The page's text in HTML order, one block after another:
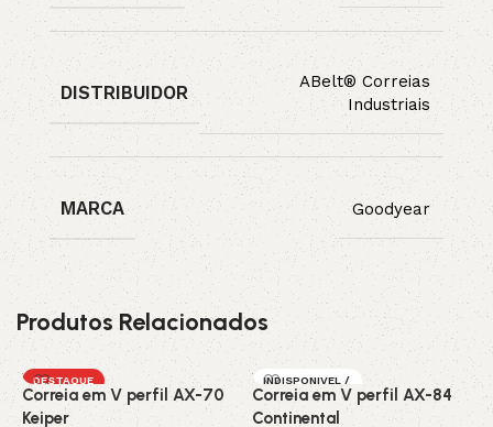
DISTRIBUIDOR
ABelt® Correias
Industriais
MARCA Goodyear
Produtos Relacionados
DESTAQUE
Correia em V perfil AX-70
Keiper
INDISPONIVEL /
SOB ENCOMEN
DA
Correia em V perfil AX-84
Continental